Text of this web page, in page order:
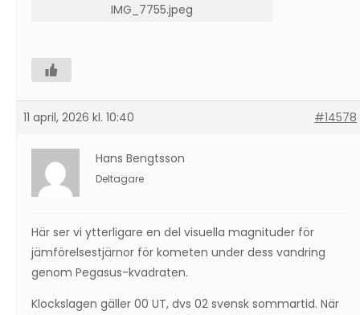
IMG_7755.jpeg
11 april, 2026 kl. 10:40 #14578
Hans Bengtsson
Deltagare
Här ser vi ytterligare en del visuella magnituder för
jämförelsestjärnor för kometen under dess vandring
genom Pegasus-kvadraten.
Klockslagen gäller 00 UT, dvs 02 svensk sommartid. När